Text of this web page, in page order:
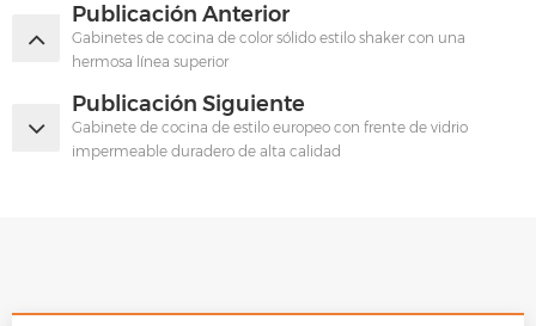
Publicación Anterior
Gabinetes de cocina de color sólido estilo shaker con una
hermosa línea superior
Publicación Siguiente
Gabinete de cocina de estilo europeo con frente de vidrio
impermeable duradero de alta calidad